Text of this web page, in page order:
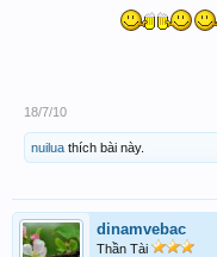
18/7/10
nuilua thích bài này.
dinamvebac
Thần Tài